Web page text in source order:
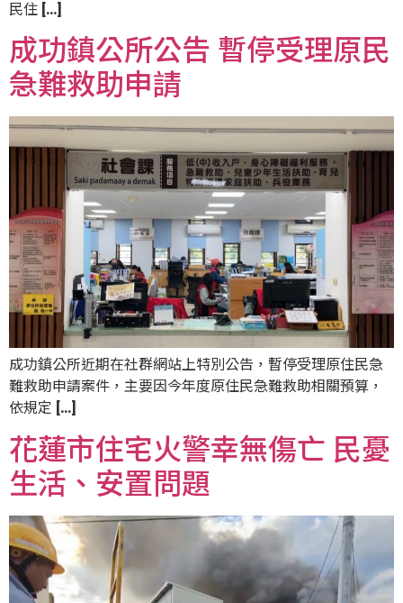
民住 […]
成功鎮公所公告 暫停受理原民
急難救助申請
成功鎮公所近期在社群網站上特別公告，暫停受理原住民急
難救助申請案件，主要因今年度原住民急難救助相關預算，
依規定 […]
花蓮市住宅火警幸無傷亡 民憂
生活、安置問題